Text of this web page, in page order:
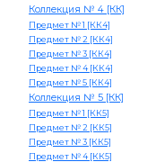
Коллекция № 4 [КК]
Предмет № 1 [КК4]
Предмет № 2 [КК4]
Предмет № 3 [КК4]
Предмет № 4 [КК4]
Предмет № 5 [КК4]
Коллекция № 5 [КК]
Предмет № 1 [КК5]
Предмет № 2 [КК5]
Предмет № 3 [КК5]
Предмет № 4 [КК5]